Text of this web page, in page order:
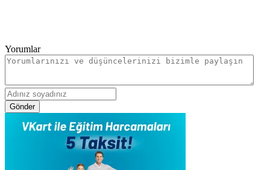
Yorumlar
Gönder